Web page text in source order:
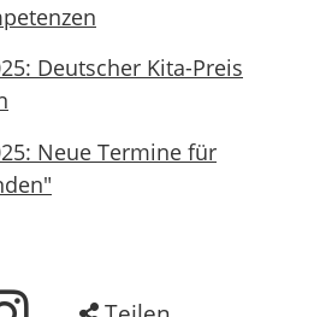
Deutscher Kita-Preis
Neue Termine für